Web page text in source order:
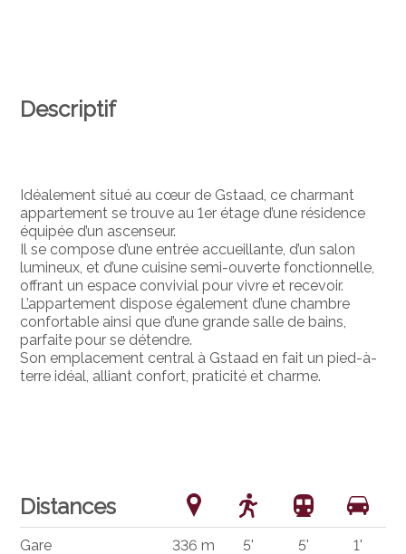
Descriptif
Idéalement situé au cœur de Gstaad, ce charmant
appartement se trouve au 1er étage d’une résidence
équipée d’un ascenseur.
Il se compose d’une entrée accueillante, d’un salon
lumineux, et d’une cuisine semi-ouverte fonctionnelle,
offrant un espace convivial pour vivre et recevoir.
L’appartement dispose également d’une chambre
confortable ainsi que d’une grande salle de bains,
parfaite pour se détendre.
Son emplacement central à Gstaad en fait un pied-à-
terre idéal, alliant confort, praticité et charme.
Distances
Gare 336 m 5' 5' 1'